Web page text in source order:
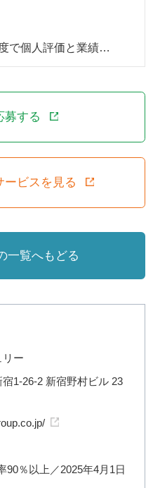
で個人評価と業績…
募する
ービスを見る
一覧へもどる
リー
1-26-2 新宿野村ビル 23
90％以上／2025年4月1日